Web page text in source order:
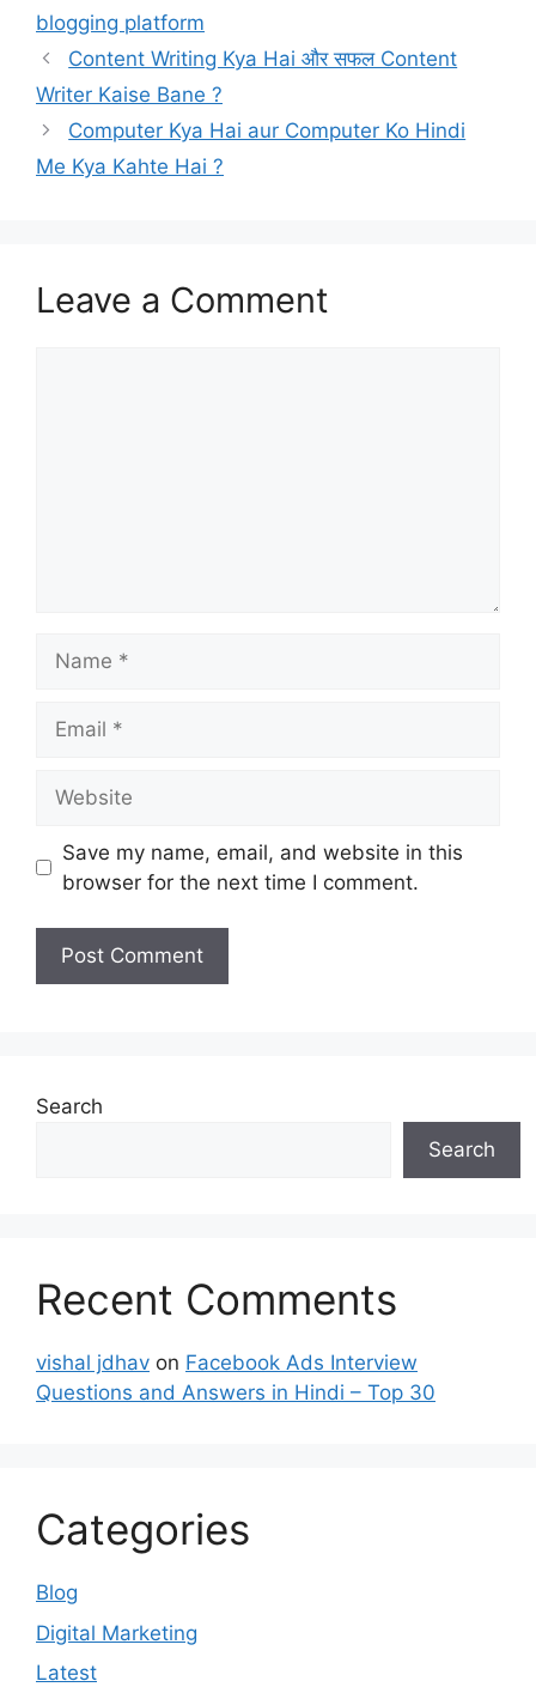
blogging platform
Content Writing Kya Hai​ और सफल Content
Writer Kaise Bane ?
Computer Kya Hai aur Computer Ko Hindi
Me Kya Kahte Hai ?
Leave a Comment
Save my name, email, and website in this
browser for the next time I comment.
Search
Search
Recent Comments
vishal jdhav on Facebook Ads Interview
Questions and Answers in Hindi – Top 30
Categories
Blog
Digital Marketing
Latest